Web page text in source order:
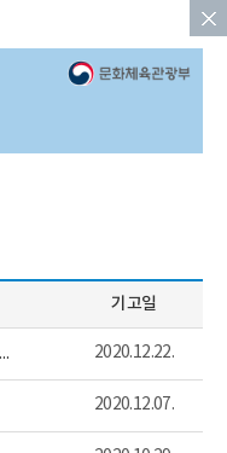
기고일
BTS·킹덤·사랑의 불시착… 코로나가 문화 콘텐츠 산업엔 기회 2020.12.22.
2020.12.07.